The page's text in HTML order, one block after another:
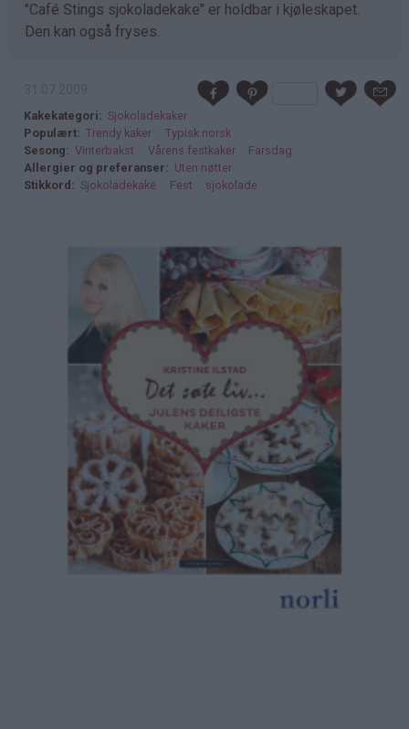
"Café Stings sjokoladekake" er holdbar i kjøleskapet.
Den kan også fryses.
Kakekategori
Sjokoladekaker
Populært
Trendy kaker
Typisk norsk
Sesong
Vinterbakst Vårens festkaker
Farsdag
Allergier og preferanser
Uten nøtter
Stikkord
Sjokoladekake Fest sjokolade